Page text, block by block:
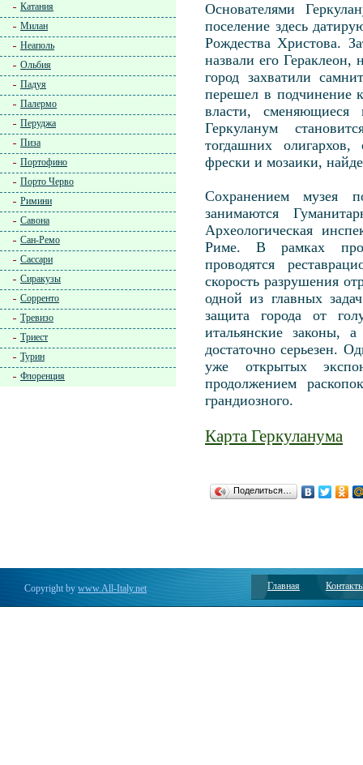
Основателями
поселение здесь
Рождества Христова.
назвали его
город захватили
перешел в подчинение
власти,
Геркуланум
тогдашних олигархов,
фрески и мозаики,
Сохранением музея
занимаются
Археологическая
Риме. В рамках
проводятся
скорость разрушения
одной из главных
защита города от
итальянские законы,
достаточно серьезен.
уже открытых
продолжением
грандиозного.
Карта Геркуланума
Поделиться…
Катания
Милан
Неаполь
Ольбия
Падуя
Палермо
Перуджа
Пиза
Портофино
Порто Черво
Римини
Савона
Сан-Ремо
Сассари
Сиракузы
Сорренто
Тревизо
Триест
Турин
Флоренция
Copyright by www.All-Italy.net Главная